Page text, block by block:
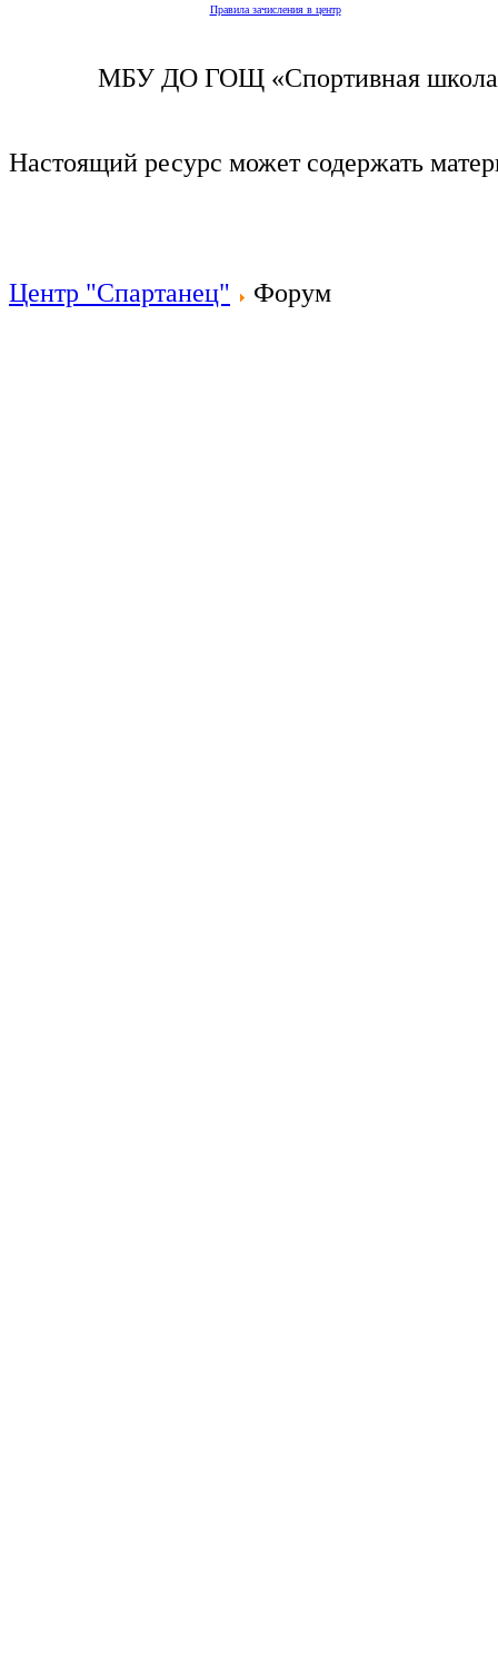
Правила зачисления в центр
МБУ ДО ГОЩ «Спортивная школа
Настоящий ресурс может содержать
Центр "Спартанец" Форум